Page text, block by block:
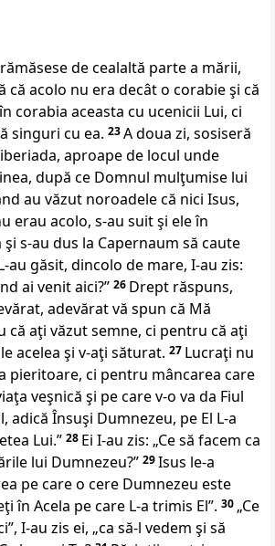
de cealaltă parte a mării,
că acolo nu era decât o corabie şi că
corabia aceasta cu ucenicii Lui, ci
singuri cu ea. 23A doua zi, sosiseră
aproape de locul unde
după ce Domnul mulţumise lui
au văzut noroadele că nici Isus,
erau acolo, s-au suit şi ele în
s-au dus la Capernaum să caute
au găsit, dincolo de mare, I-au zis:
ai venit aici?” 26 Drept răspuns,
adevărat vă spun că Mă
că aţi văzut semne, ci pentru că aţi
acelea şi v-aţi săturat. 27 Lucraţi nu
pieritoare, ci pentru mâncarea care
veşnică şi pe care v-o va da Fiul
adică Însuşi Dumnezeu, pe El L-a
Lui.” 28 Ei I-au zis: „Ce să facem ca
lui Dumnezeu?” 29Isus le-a
pe care o cere Dumnezeu este
în Acela pe care L-a trimis El”. 30 „Ce
I-au zis ei, „ca să-l vedem şi să